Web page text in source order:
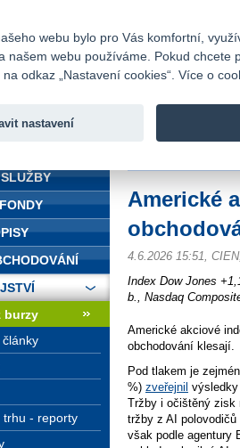
banka
Americké
4.6.2026 15:51,
Index Dow Jones
b., Nasdaq
Americké akciové
obchodování klesají.
Pod tlakem je
%) zveřejnil výsledky
Tržby i očištěný zisk
tržby z AI
však podle agentury
burzy
trhu - reporty
webu bylo pro Vás komfortní,
našem webu používáme. Pokud
odkaz „Nastavení cookies“. Více o
nastavení